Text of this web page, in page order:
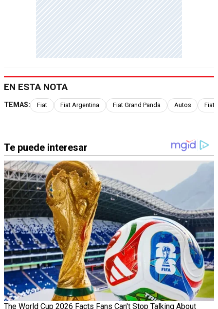
EN ESTA NOTA
TEMAS: Fiat Fiat Argentina Fiat Grand Panda Autos Fiat